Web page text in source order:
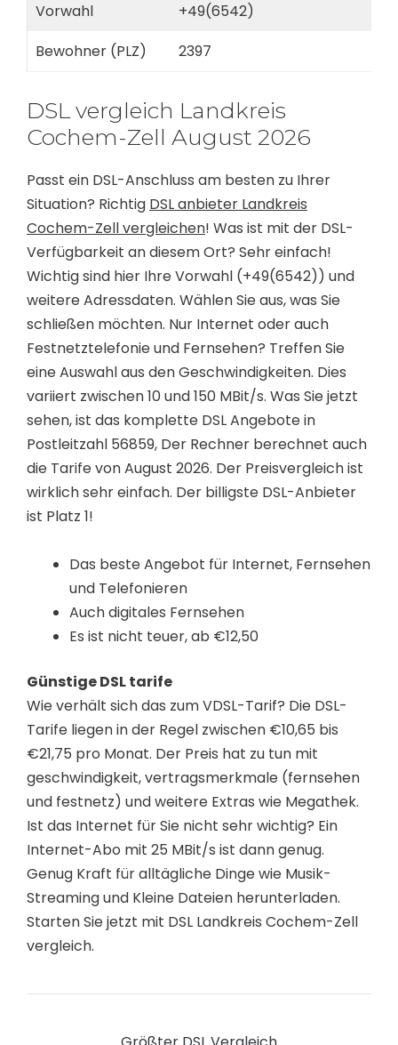
Vorwahl
+49(6542)
Bewohner (PLZ)
2397
DSL vergleich Landkreis
Cochem-Zell August 2026
Passt ein DSL-Anschluss am besten zu Ihrer
Situation? Richtig DSL anbieter Landkreis
Cochem-Zell vergleichen! Was ist mit der DSL-
Verfügbarkeit an diesem Ort? Sehr einfach!
Wichtig sind hier Ihre Vorwahl (+49(6542)) und
weitere Adressdaten. Wählen Sie aus, was Sie
schließen möchten. Nur Internet oder auch
Festnetztelefonie und Fernsehen? Treffen Sie
eine Auswahl aus den Geschwindigkeiten. Dies
variiert zwischen 10 und 150 MBit/s. Was Sie jetzt
sehen, ist das komplette DSL Angebote in
Postleitzahl 56859, Der Rechner berechnet auch
die Tarife von August 2026. Der Preisvergleich ist
wirklich sehr einfach. Der billigste DSL-Anbieter
ist Platz 1!
Das beste Angebot für Internet, Fernsehen
und Telefonieren
Auch digitales Fernsehen
Es ist nicht teuer, ab €12,50
Günstige DSL tarife
Wie verhält sich das zum VDSL-Tarif? Die DSL-
Tarife liegen in der Regel zwischen €10,65 bis
€21,75 pro Monat. Der Preis hat zu tun mit
geschwindigkeit, vertragsmerkmale (fernsehen
und festnetz) und weitere Extras wie Megathek.
Ist das Internet für Sie nicht sehr wichtig? Ein
Internet-Abo mit 25 MBit/s ist dann genug.
Genug Kraft für alltägliche Dinge wie Musik-
Streaming und Kleine Dateien herunterladen.
Starten Sie jetzt mit DSL Landkreis Cochem-Zell
vergleich.